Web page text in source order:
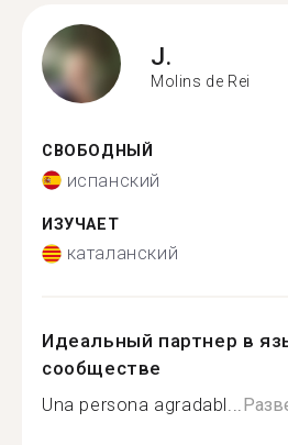
J.
Molins de Rei
СВОБОДНЫЙ
испанский
ИЗУЧАЕТ
каталанский
Идеальный партнер в
сообществе
Una persona agradabl...